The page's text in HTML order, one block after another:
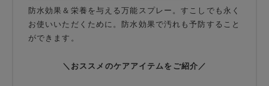
防水効果＆栄養を与える万能スプレー。すこしでも永く
お使いいただくために。防水効果で汚れも予防すること
ができます。
＼おススメのケアアイテムをご紹介／